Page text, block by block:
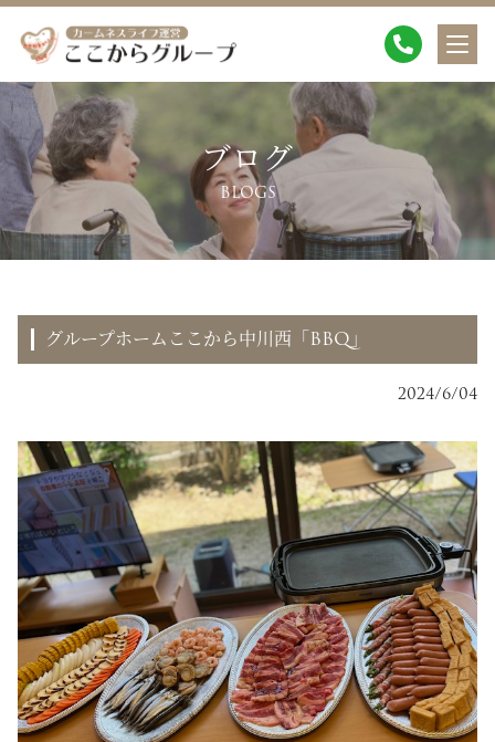
ブログ
BLOGS
グループホームここから中川西「BBQ」
2024/6/04